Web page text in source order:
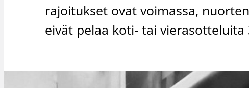
rajoitukset ovat voimassa,
eivät pelaa koti- tai vierasotteluita